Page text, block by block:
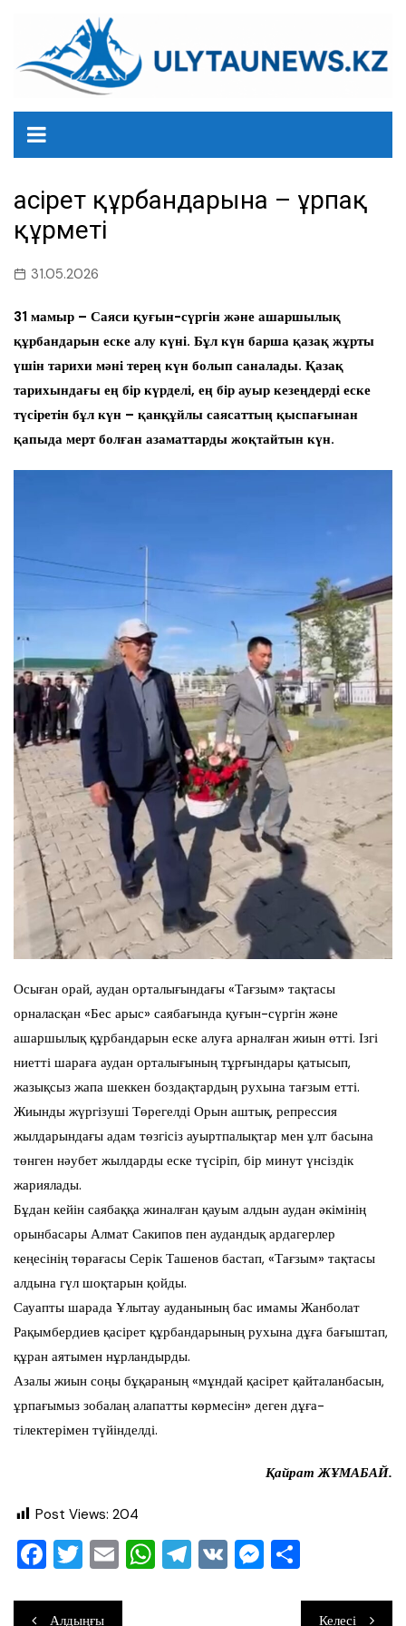
содержанию
Қасірет құрбандарына – ұрпақ
құрметі
31.05.2026
31 мамыр – Саяси қуғын-сүргін және ашаршылық
құрбандарын еске алу күні. Бұл күн барша қазақ жұрты
үшін тарихи мәні терең күн болып саналады. Қазақ
тарихындағы ең бір күрделі, ең бір ауыр кезеңдерді еске
түсіретін бұл күн – қанқұйлы саясаттың қыспағынан
қапыда мерт болған азаматтарды жоқтайтын күн.
Осыған орай, аудан орталығындағы «Тағзым» тақтасы
орналасқан «Бес арыс» саябағында қуғын-сүргін және
ашаршылық құрбандарын еске алуға арналған жиын өтті. Ізгі
ниетті шараға аудан орталығының тұрғындары қатысып,
жазықсыз жапа шеккен боздақтардың рухына тағзым етті.
Жиынды жүргізуші Төрегелді Орын аштық, репрессия
жылдарындағы адам төзгісіз ауыртпалықтар мен ұлт басына
төнген нәубет жылдарды еске түсіріп, бір минут үнсіздік
жариялады.
Бұдан кейін саябаққа жиналған қауым алдын аудан әкімінің
орынбасары Алмат Сакипов пен аудандық ардагерлер
кеңесінің төрағасы Серік Ташенов бастап, «Тағзым» тақтасы
алдына гүл шоқтарын қойды.
Сауапты шарада Ұлытау ауданының бас имамы Жанболат
Рақымбердиев қасірет құрбандарының рухына дұға бағыштап,
құран аятымен нұрландырды.
Азалы жиын соңы бұқараның «мұндай қасірет қайталанбасын,
ұрпағымыз зобалаң алапатты көрмесін» деген дұға-
тілектерімен түйінделді.
Қайрат ЖҰМАБАЙ.
Post Views: 204
F
c
T
tt
E
ai
W T V M
ра
Навигация
Алдыңғы Келесі